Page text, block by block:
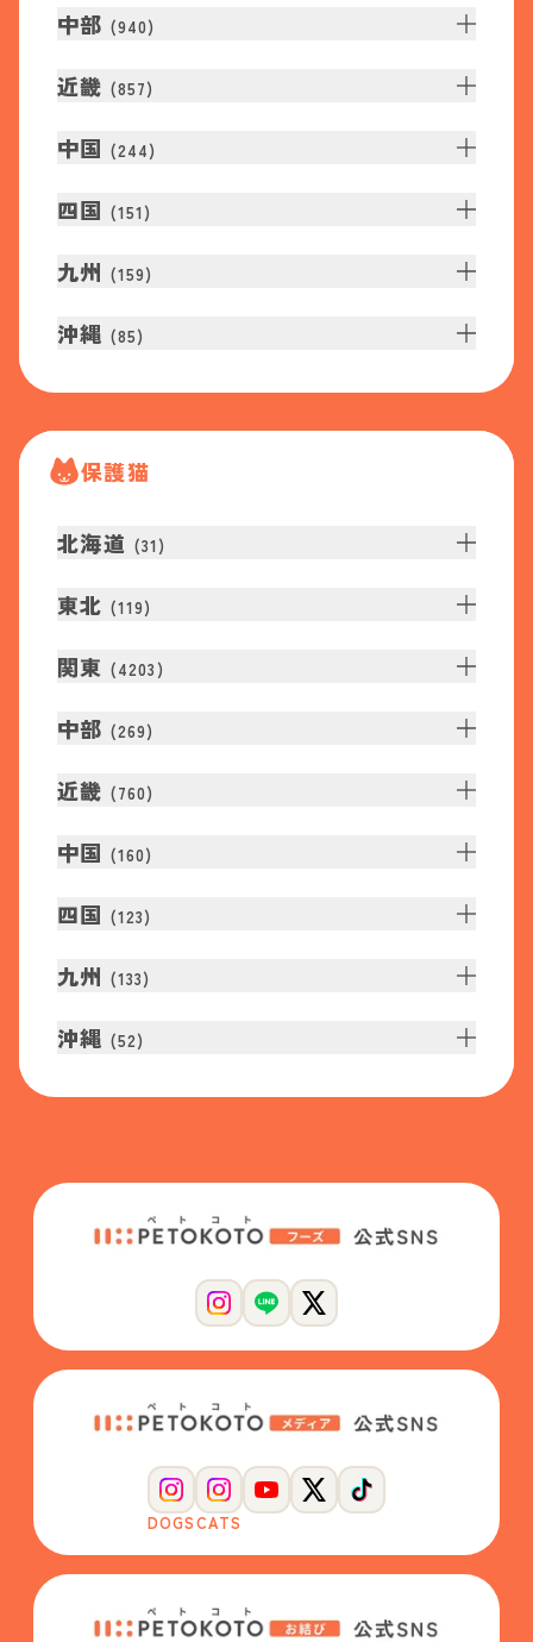
中部 (940)
近畿 (857)
中国 (244)
四国 (151 )
九州 (159)
沖縄 (85)
保護猫
北海道 (31 )
東北 (119)
関東 (4203 )
中部 (269)
近畿 (760)
中国 (160)
四国 (123)
九州 (133)
沖縄 (52)
DOGSCATS